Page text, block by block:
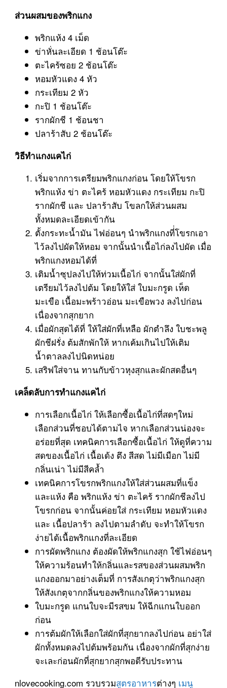
ส่วนผสมของพริกแกง
พริกแห้ง 4 เม็ด
ข่าหั่นละเอียด 1 ช้อนโต๊ะ
ตะไคร้ซอย 2 ช้อนโต๊ะ
หอมหัวแดง 4 หัว
กระเทียม 2 หัว
กะปิ 1 ช้อนโต๊ะ
รากผักชี 1 ช้อนชา
ปลาร้าสับ 2 ช้อนโต๊ะ
วิธีทำแกงแคไก่
เริ่มจากการเตรียมพริกแกงก่อน โดยให้โขรก
พริกแห้ง ข่า ตะไคร้ หอมหัวแดง กระเทียม กะปิ
รากผักชี และ ปลาร้าสับ โขลกให้ส่วนผสม
ทั้งหมดละเอียดเข้ากัน
ตั้งกระทะน้ำมัน ไฟอ่อนๆ นำพริกแกงที่่โขรกเอา
ไว้ลงไปผัดให้หอม จากนั้นนำเนื้อไก่ลงไปผัด เมื่อ
พริกแกงหอมได้ที่
เติมน้ำซุปลงไปให้ท่วมเนื้อไก่ จากนั้นใส่ผักที่
เตรียมไว้ลงไปต้ม โดยให้ใส่ ใบมะกรูด เห็ด
มะเขือ เนื้อมะพร้าวอ่อน มะเขือพวง ลงไปก่อน
เนื่องจากสุกยาก
เมื่อผักสุดได้ที่ ให้ใส่ผักที่เหลือ ผักตำลึง ใบชะพลู
ผักชีฝรั่ง ต้มสักพักให้ หากเค้มเกินไปให้เติม
น้ำตาลลงไปนิดหน่อย
เสริฟใส่จาน ทานกับข้าวหุงสุกและผักสดอื่นๆ
เคล็ดลับการทำแกงแคไก่
การเลือกเนื้อไก่ ให้เลือกซื้อเนื้อไก่ที่สดๆใหม่
เลือกส่วนที่ชอบได้ตามไจ หากเลือกส่วนน่องจะ
อร่อยที่สุด เทคนิคการเลือกซื้อเนื้อไก่ ให้ดูที่ความ
สดของเนื้อไก่ เนื้อเด้ง ตึง สีสด ไม่มีเมือก ไม่มี
กลิ่นเน่า ไม่มีสีคล้ำ
เทคนิคการโขรกพริกแกงให้ใส่ส่วนผสมที่แข็ง
และแห้ง คือ พริกแห้ง ข่า ตะไคร้ รากผักชีลงไป
โขรกก่อน จากนั้นค่อยใส่ กระเทียม หอมหัวแดง
และ เนื้อปลาร้า ลงไปตามลำดับ จะทำให้โขรก
ง่ายได้เนื้อพริกแกงที่ละเอียด
การผัดพริกแกง ต้องผัดให้พริกแกงสุก ใช้ไฟอ่อนๆ
ให้ความร้อนทำให้กลิ่นและรสของส่วนผสมพริก
แกงออกมาอย่างเต็มที่ การสังเกตุว่าพริกแกงสุก
ให้สังเกตุจากกลิ่นของพริกแกงให้ความหอม
ใบมะกรูด แกนใบจะมีรสขม ให้ฉีกแกนใบออก
ก่อน
การต้มผักให้เลือกใส่ผักที่สุกยากลงไปก่อน อย่าใส่
ผักทั้งหมดลงไปต้มพร้อมกัน เนื่องจากผักที่สุกง่าย
จะเละก่อนผักที่สุกยากสุกพอดีรับประทาน
nlovecooking.com รวบรวมสูตรอาหารต่างๆ เมนู